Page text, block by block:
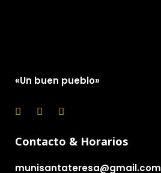
«Un buen pueblo»
Contacto & Horarios
munisantateresa@gmail.com